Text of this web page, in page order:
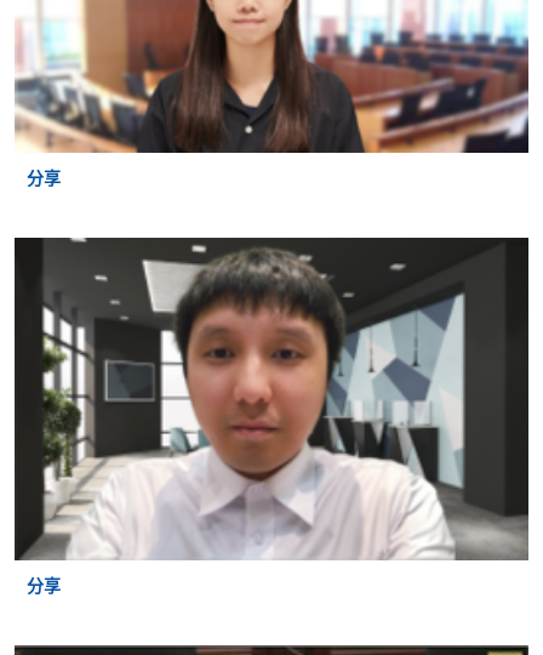
下一步
在收到您的电子邮件申请后的7天内，如果您的原始资
料合格，我们将向您发送一份有条件的录取通知，
到我们的任何报名柜枱。 我们的柜台工作人员将检查
您的原始资格并证明复印件（我们将保存在档案
中），然后处理您的费用支付。
之后您将有权开始学习本项目课程（须以完成任何相
应的“衔接课程”为前提）。
更多信息请参阅
https://www.hkuspace.hku.hk/prog/advdiple
分享
分享